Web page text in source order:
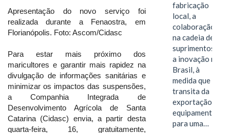
Apresentação do novo serviço foi
realizada durante a Fenaostra, em
Florianópolis. Foto: Ascom/Cidasc
Para estar mais próximo dos
maricultores e garantir mais rapidez na
divulgação de informações sanitárias e
minimizar os impactos das suspensões,
a Companhia Integrada de
Desenvolvimento Agrícola de Santa
Catarina (Cidasc) envia, a partir desta
quarta-feira, 16, gratuitamente,
fabricação
local, a
colaboração
na cadeia de
suprimentos e
a inovação no
Brasil, à
medida que
transita da
exportação de
equipamentos
para uma…